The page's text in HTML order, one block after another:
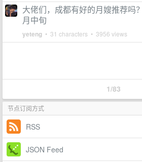
大佬们，成都有好的月嫂推荐吗
月中旬
yeteng • 31 characters • 3956 views
1/83
节点订阅方式
RSS
JSON Feed